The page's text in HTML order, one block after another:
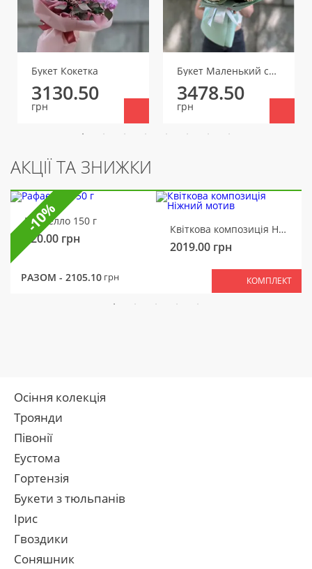
Букет Кокетка
3130.50
грн
Букет Маленький секрет
3478.50
грн
АКЦІЇ ТА ЗНИЖКИ
Рафаелло 150 г
320.00 грн
Квіткова композиція Ніжний мотив
2019.00 грн
РАЗОМ - 2105.10 грн КОМПЛЕКТ
-10%
Осіння колекція
Троянди
Півонії
Еустома
Гортензія
Букети з тюльпанів
Ірис
Гвоздики
Соняшник